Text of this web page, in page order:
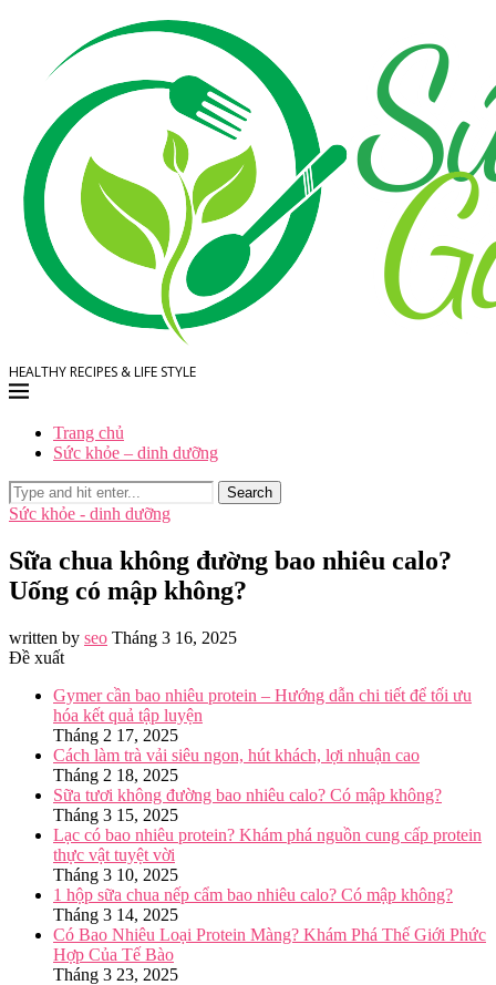
HEALTHY RECIPES & LIFE STYLE
Trang chủ
Sức khỏe – dinh dưỡng
Search
Sức khỏe - dinh dưỡng
Sữa chua không đường bao nhiêu calo?
Uống có mập không?
written by seo Tháng 3 16, 2025
Đề xuất
Gymer cần bao nhiêu protein – Hướng dẫn chi tiết để tối ưu
hóa kết quả tập luyện
Tháng 2 17, 2025
Cách làm trà vải siêu ngon, hút khách, lợi nhuận cao
Tháng 2 18, 2025
Sữa tươi không đường bao nhiêu calo? Có mập không?
Tháng 3 15, 2025
Lạc có bao nhiêu protein? Khám phá nguồn cung cấp protein
thực vật tuyệt vời
Tháng 3 10, 2025
1 hộp sữa chua nếp cẩm bao nhiêu calo? Có mập không?
Tháng 3 14, 2025
Có Bao Nhiêu Loại Protein Màng? Khám Phá Thế Giới Phức
Hợp Của Tế Bào
Tháng 3 23, 2025